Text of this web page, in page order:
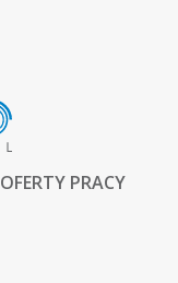
OFERTY PRACY